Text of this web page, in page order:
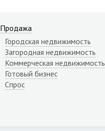
Продажа
Городская недвижимость
Загородная недвижимость
Коммерческая недвижимость
Готовый бизнес
Спрос